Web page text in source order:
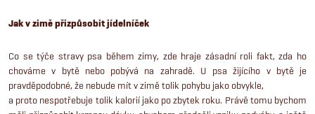
Jak v zimě přizpůsobit jídelníček
Co se týče stravy psa během zimy, zde hraje zásadní roli fakt, zda ho
chováme v bytě nebo pobývá na zahradě. U psa žijícího v bytě je
pravděpodobné, že nebude mít v zimě tolik pohybu jako obvykle,
a proto nespotřebuje tolik kalorií jako po zbytek roku. Právě tomu bychom